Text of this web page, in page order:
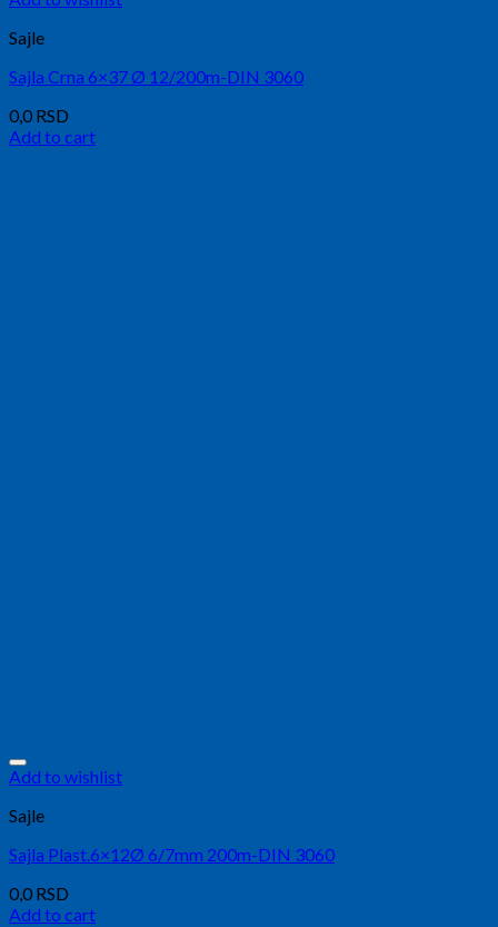
Sajle
Sajla Crna 6×37 Ø 12/200m-DIN 3060
0,0 RSD
Add to cart
Add to wishlist
Sajle
Sajla Plast.6×12Ø 6/7mm 200m-DIN 3060
0,0 RSD
Add to cart